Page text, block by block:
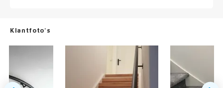
Klantfoto's